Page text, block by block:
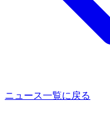
ニュース一覧に戻る